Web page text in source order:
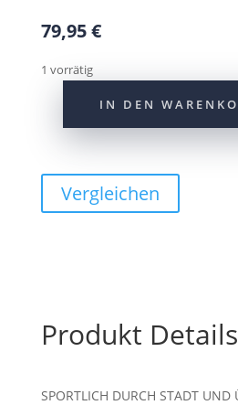
79,95€
1 vorrätig
3.0
velvet
Menge
IN DEN
Vergleichen
Produkt Details
SPORTLICH DURCH STADT UND